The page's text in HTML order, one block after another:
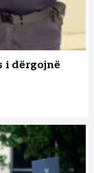
i dërgojnë